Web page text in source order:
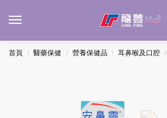
首頁 / 醫藥保健 / 營養保健品 / 耳鼻喉及口腔 /